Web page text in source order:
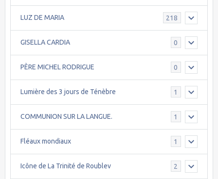
LUZ DE MARIA 218
GISELLA CARDIA 0
PÈRE MICHEL RODRIGUE 0
Lumière des 3 jours de Ténèbre 1
COMMUNION SUR LA LANGUE. 1
Fléaux mondiaux 1
Icône de La Trinité de Roublev 2